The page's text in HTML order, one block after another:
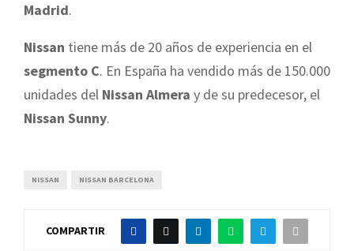
Madrid.
Nissan tiene más de 20 años de experiencia en el
segmento C. En España ha vendido más de 150.000
unidades del Nissan Almera y de su predecesor, el
Nissan Sunny.
NISSAN NISSAN BARCELONA
COMPARTIR